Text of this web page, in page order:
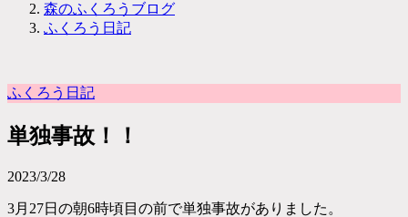
森のふくろうブログ
ふくろう日記
ふくろう日記
単独事故！！
2023/3/28
3月27日の朝6時頃目の前で単独事故がありました。